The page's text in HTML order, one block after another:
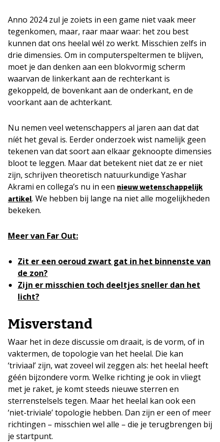
Anno 2024 zul je zoiets in een game niet vaak meer
tegenkomen, maar, raar maar waar: het zou best
kunnen dat ons heelal wél zo werkt. Misschien zelfs in
drie dimensies. Om in computerspeltermen te blijven,
moet je dan denken aan een blokvormig scherm
waarvan de linkerkant aan de rechterkant is
gekoppeld, de bovenkant aan de onderkant, en de
voorkant aan de achterkant.
Nu nemen veel wetenschappers al jaren aan dat dat
níét het geval is. Eerder onderzoek wist namelijk geen
tekenen van dat soort aan elkaar geknoopte dimensies
bloot te leggen. Maar dat betekent niet dat ze er niet
zijn, schrijven theoretisch natuurkundige Yashar
Akrami en collega’s nu in een nieuw wetenschappelijk
artikel. We hebben bij lange na niet alle mogelijkheden
bekeken.
Meer van Far Out:
Zit er een oeroud zwart gat in het binnenste van
de zon?
Zijn er misschien toch deeltjes sneller dan het
licht?
Misverstand
Waar het in deze discussie om draait, is de vorm, of in
vaktermen, de topologie van het heelal. Die kan
‘triviaal’ zijn, wat zoveel wil zeggen als: het heelal heeft
géén bijzondere vorm. Welke richting je ook in vliegt
met je raket, je komt steeds nieuwe sterren en
sterrenstelsels tegen. Maar het heelal kan ook een
‘niet-triviale’ topologie hebben. Dan zijn er een of meer
richtingen – misschien wel alle – die je terugbrengen bij
je startpunt.